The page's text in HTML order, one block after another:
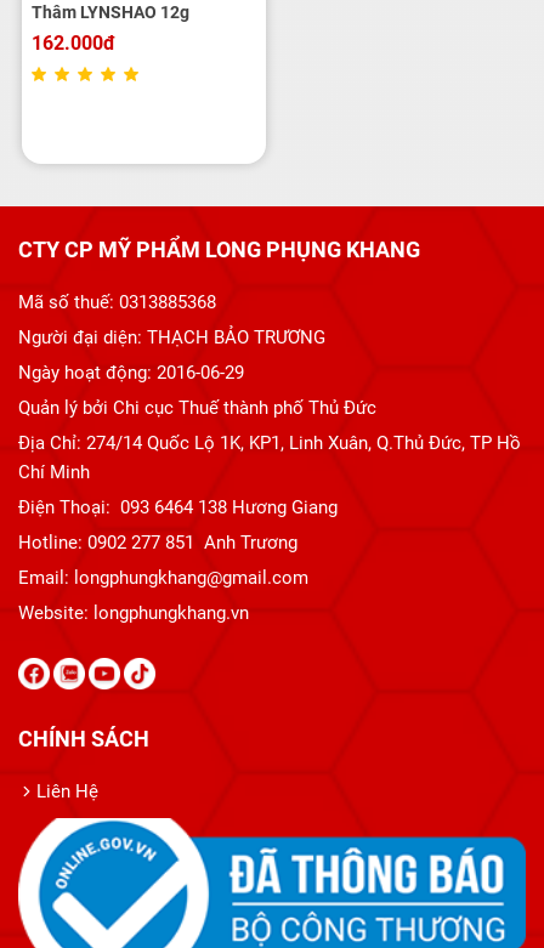
Thâm LYNSHAO 12g
162.000đ
CTY CP MỸ PHẨM LONG PHỤNG KHANG
Mã số thuế: 0313885368
Người đại diện: THẠCH BẢO TRƯƠNG
Ngày hoạt động: 2016-06-29
Quản lý bởi Chi cục Thuế thành phố Thủ Đức
Địa Chỉ: 274/14 Quốc Lộ 1K, KP1, Linh Xuân, Q.Thủ Đức, TP Hồ
Chí Minh
Điện Thoại: 093 6464 138 Hương Giang
Hotline: 0902 277 851 Anh Trương
Email: longphungkhang@gmail.com
Website: longphungkhang.vn
CHÍNH SÁCH
Liên Hệ